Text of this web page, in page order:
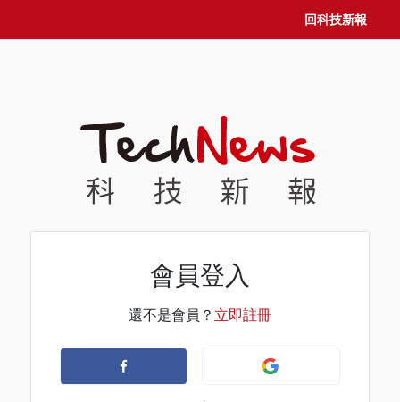
回科技新報
會員登入
還不是會員？ 立即註冊